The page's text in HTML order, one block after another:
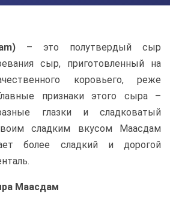
– это полутвердый сыр
сыр, приготовленный на
коровьего, реже
признаки этого сыра –
глазки и сладковатый
сладким вкусом Маасдам
более сладкий и дорогой
Маасдам